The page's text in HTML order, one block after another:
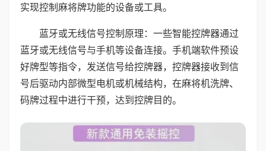
实现控制麻将牌功能的设备或工具。
蓝牙或无线信号控制原理：一些智能控牌器通过
蓝牙或无线信号与手机等设备连接。手机端软件预设
好牌型等指令，发送信号给控牌器，控牌器接收到信
号后驱动内部微型电机或机械结构，在麻将机洗牌、
码牌过程中进行干预，达到控牌目的。